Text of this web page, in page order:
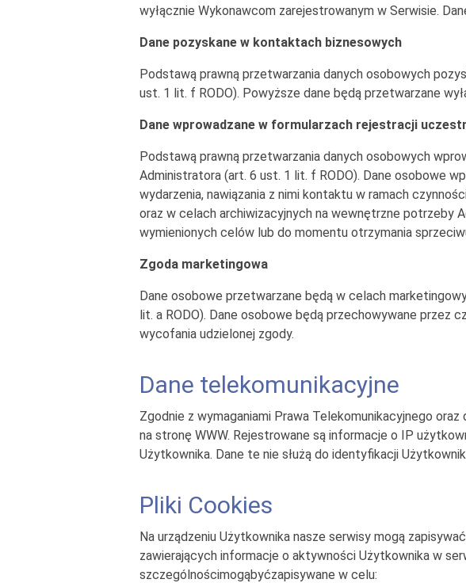
wyłącznie Wykonawcom zarejestrowanym w Serwisie.
Dane pozyskane w kontaktach biznesowych
Podstawą prawną przetwarzania danych osobowych
ust. 1 lit. f RODO). Powyższe dane będą przetwarzane
Dane wprowadzane w formularzach rejestracji
Podstawą prawną przetwarzania danych osobowych
Administratora (art. 6 ust. 1 lit. f RODO). Dane osobowe
wydarzenia, nawiązania z nimi kontaktu w ramach
oraz w celach archiwizacyjnych na wewnętrzne potrzeby
wymienionych celów lub do momentu otrzymania
Zgoda marketingowa
Dane osobowe przetwarzane będą w celach
lit. a RODO). Dane osobowe będą przechowywane przez
wycofania udzielonej zgody.
Dane telekomunikacyjne
Zgodnie z wymaganiami Prawa Telekomunikacyjnego
na stronę WWW. Rejestrowane są informacje o IP
Użytkownika. Dane te nie służą do identyfikacji
Pliki Cookies
Na urządzeniu Użytkownika nasze serwisy mogą
zawierających informacje o aktywności Użytkownika w
szczególnościmogąbyćzapisywane w celu: